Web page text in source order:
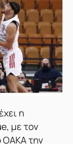
η
με τον
ΟΑΚΑ την